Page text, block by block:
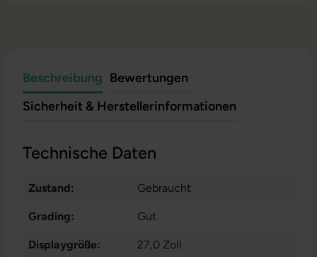
Beschreibung Bewertungen
Sicherheit & Herstellerinformationen
Technische Daten
Zustand: Gebraucht
Grading: Gut
Displaygröße: 27,0 Zoll